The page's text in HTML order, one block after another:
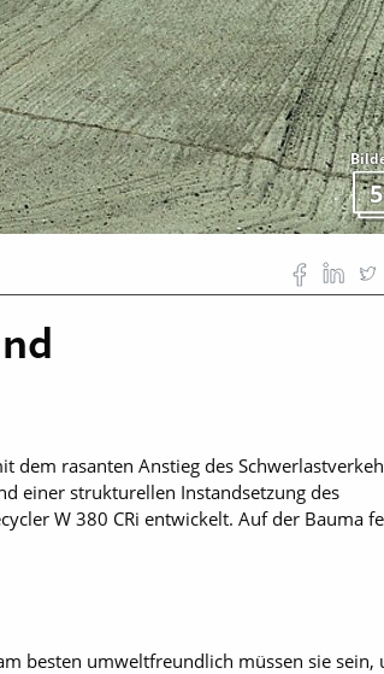
5
dem rasanten Anstieg des
einer strukturellen Instandsetzung des
W 380 CRi entwickelt. Auf der Bauma
besten umweltfreundlich müssen sie sein,